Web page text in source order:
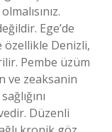
Ege’de
özellikle Denizli,
Pembe üzüm
ve zeaksanin
Düzenli